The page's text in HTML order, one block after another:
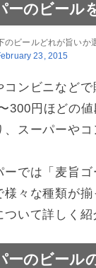
ルの種類【麦選
ルの種類【その
アルコールビー
ルまとめ
ーのビール
のビールどれが旨いか
23, 2015
ンビニなど
300円ほどの
スーパーや
ーでは「麦旨
様々な種類が
いて詳しく紹
ーのビール